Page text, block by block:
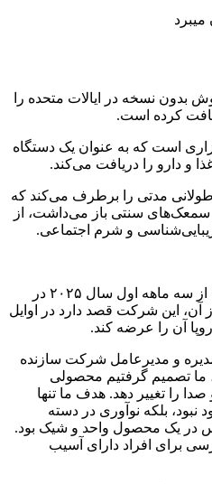
بدون نسخه در ایالات متحده را
است که به عنوان یک دستگاه
طولانی مدتی را برطرف می‌کند که
سمعک‌های سنتی باز می‌داشت، از
و شرم اجتماعی.
پیش‌بینی می‌شود که این عینک‌ها از سه ماهه اول سال ۲۰۲۵ در
آن، این شرکت قصد دارد در اوایل
و مدیرعامل شرکت سازنده
ما تصمیم گرفتیم محصولی
را تغییر دهد. هدف ما تنها
بلکه نوآوری در دسته
در یک محصول واحد و شیک بود.
برای افراد دارای آسیب